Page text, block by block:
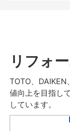
リフォ
TOTO、
値向上を目指し
しています。